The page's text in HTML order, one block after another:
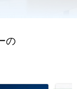
の